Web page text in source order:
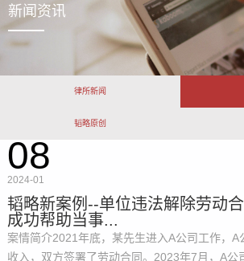
新闻资讯
律所新闻
韬略原创
08
2024-01
韬略新案例--单位违法解除劳动
成功帮助当事...
案情简介2021年底，某先生进入A公司工作，A
收入，双方签署了劳动合同。2023年7月，A公